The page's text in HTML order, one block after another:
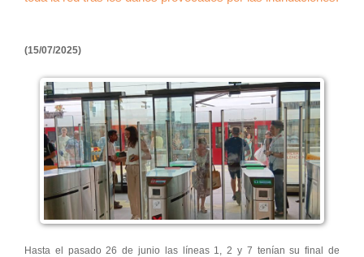
(15/07/2025)
Hasta el pasado 26 de junio las líneas 1, 2 y 7 tenían su final de